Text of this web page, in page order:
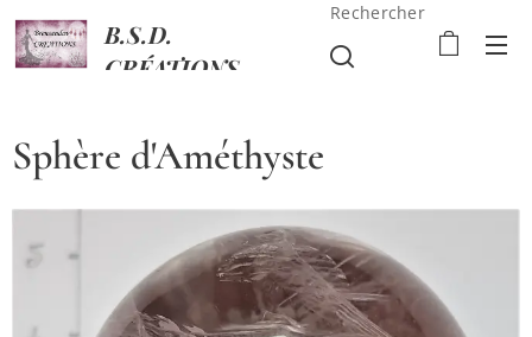
B.S.D.
CRÉATIONS
Rechercher
Sphère d'Améthyste